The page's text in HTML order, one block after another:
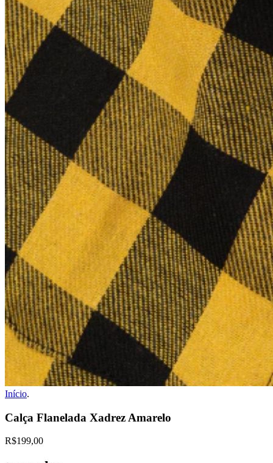
Início.
Calça Flanelada Xadrez Amarelo
R$199,00